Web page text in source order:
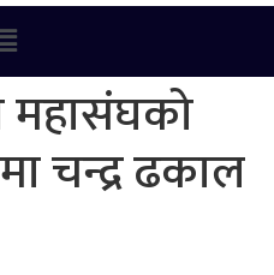
महासंघको
चन्द्र ढकाल